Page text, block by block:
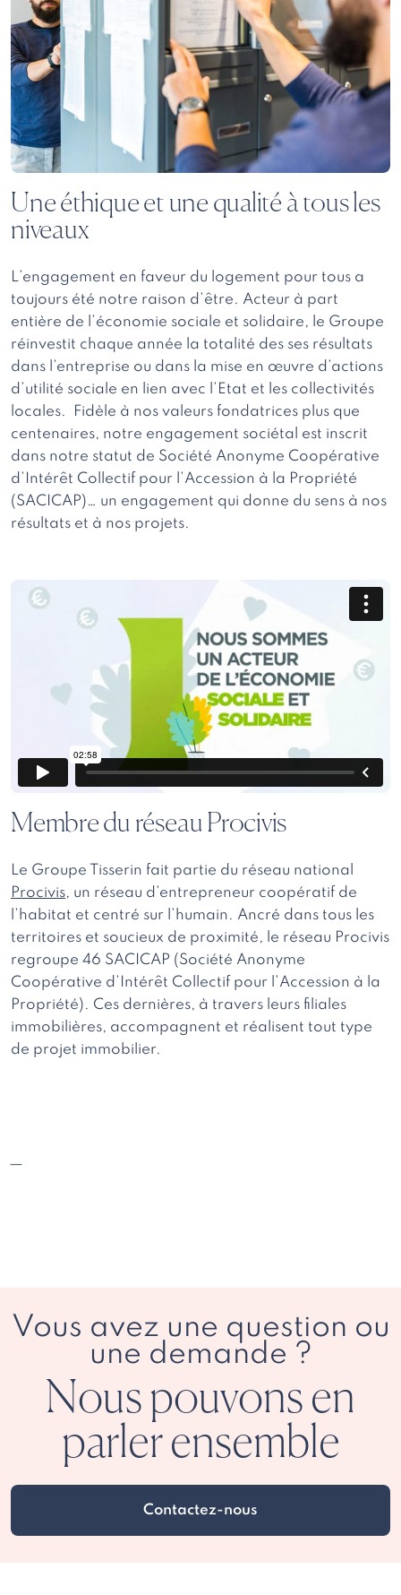
Une éthique et une qualité à tous les
niveaux
L’engagement en faveur du logement pour tous a
toujours été notre raison d’être. Acteur à part
entière de l’économie sociale et solidaire, le Groupe
réinvestit chaque année la totalité des ses résultats
dans l’entreprise ou dans la mise en œuvre d’actions
d’utilité sociale en lien avec l’Etat et les collectivités
locales. Fidèle à nos valeurs fondatrices plus que
centenaires, notre engagement sociétal est inscrit
dans notre statut de Société Anonyme Coopérative
d’Intérêt Collectif pour l’Accession à la Propriété
(SACICAP)… un engagement qui donne du sens à nos
résultats et à nos projets.
Membre du réseau Procivis
Le Groupe Tisserin fait partie du réseau national
Procivis, un réseau d’entrepreneur coopératif de
l’habitat et centré sur l’humain. Ancré dans tous les
territoires et soucieux de proximité, le réseau Procivis
regroupe 46 SACICAP (Société Anonyme
Coopérative d’Intérêt Collectif pour l’Accession à la
Propriété). Ces dernières, à travers leurs filiales
immobilières, accompagnent et réalisent tout type
de projet immobilier.
—
Vous avez une question ou
une demande ?
Nous pouvons en
parler ensemble
Contactez-nous